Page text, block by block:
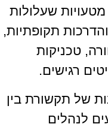
שעלולות
תקופתיות,
טכניקות
רגישים.
של תקשורת בין
לנהלים